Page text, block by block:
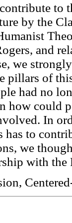
to
by the
and
we
pillars of
had no
how could
In
has to
we
with